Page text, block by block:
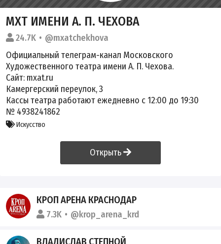
МХТ ИМЕНИ А. П. ЧЕХОВА
24.7K
@mxatchekhova
Официальный телеграм-канал Московского
Художественного театра имени А. П. Чехова.
Сайт: mxat.ru
Камергерский переулок, 3
Кассы театра работают ежедневно с 12:00 до 19:30
№ 4938241862
Искусство
Открыть
КРОП АРЕНА КРАСНОДАР
7.3K @krop_arena_krd
ВЛАДИСЛАВ СТЕПНОЙ